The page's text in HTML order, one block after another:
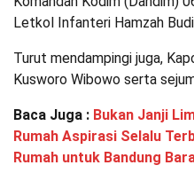
Letkol Infanteri Hamzah
Turut mendampingi juga,
Kusworo Wibowo serta
Baca Juga : Bukan Janji
Rumah Aspirasi Selalu
Rumah untuk Bandung